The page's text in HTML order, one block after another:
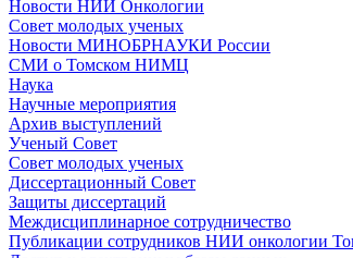
Новости НИИ Онкологии
Совет молодых ученых
Новости МИНОБРНАУКИ России
СМИ о Томском НИМЦ
Наука
Научные мероприятия
Архив выступлений
Ученый Совет
Совет молодых ученых
Диссертационный Совет
Защиты диссертаций
Междисциплинарное сотрудничество
Публикации сотрудников НИИ онкологии